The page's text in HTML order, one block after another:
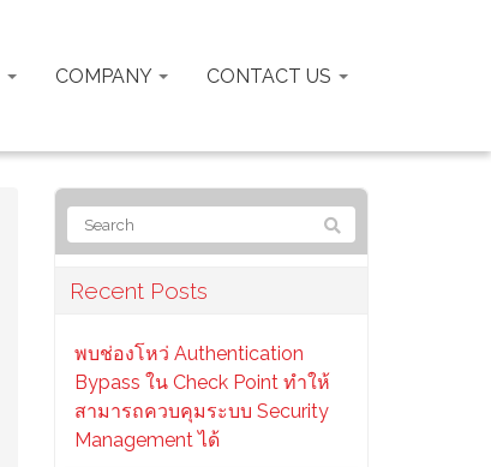
COMPANY CONTACT US
Recent Posts
พบช่องโหว่ Authentication
Bypass ใน Check Point ทำให้
สามารถควบคุมระบบ Security
Management ได้